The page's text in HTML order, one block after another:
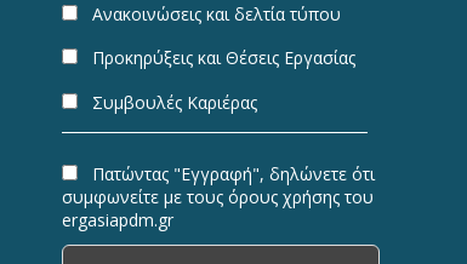
Ανακοινώσεις και δελτία τύπου
Προκηρύξεις και Θέσεις Εργασίας
Συμβουλές Καριέρας
Πατώντας "Εγγραφή", δηλώνετε ότι
συμφωνείτε με τους όρους χρήσης του
ergasiapdm.gr